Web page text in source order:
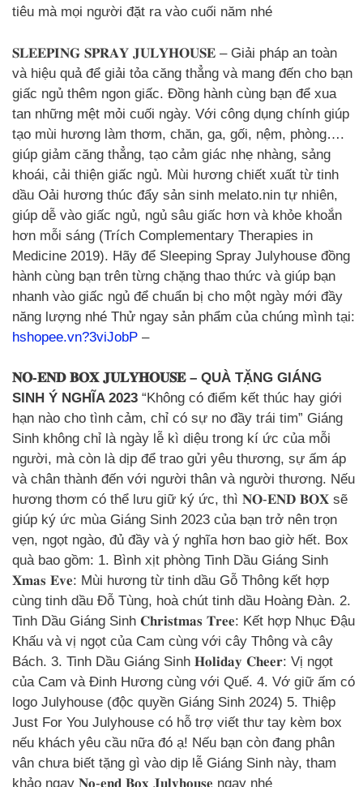
tiêu mà mọi người đặt ra vào cuối năm nhé
𝐒𝐋𝐄𝐄𝐏𝐈𝐍𝐆 𝐒𝐏𝐑𝐀𝐘 𝐉𝐔𝐋𝐘𝐇𝐎𝐔𝐒𝐄 – Giải pháp an toàn
và hiệu quả để giải tỏa căng thẳng và mang đến cho bạn
giấc ngủ thêm ngon giấc. Đồng hành cùng bạn để xua
tan những mệt mỏi cuối ngày. Với công dụng chính giúp
tạo mùi hương làm thơm, chăn, ga, gối, nệm, phòng….
giúp giảm căng thẳng, tạo cảm giác nhẹ nhàng, sảng
khoái, cải thiện giấc ngủ. Mùi hương chiết xuất từ tinh
dầu Oải hương thúc đẩy sản sinh melato.nin tự nhiên,
giúp dễ vào giấc ngủ, ngủ sâu giấc hơn và khỏe khoắn
hơn mỗi sáng (Trích Complementary Therapies in
Medicine 2019). Hãy để Sleeping Spray Julyhouse đồng
hành cùng bạn trên từng chặng thao thức và giúp bạn
nhanh vào giấc ngủ để chuẩn bị cho một ngày mới đầy
năng lượng nhé Thử ngay sản phẩm của chúng mình tại:
hshopee.vn?3viJobP –
𝐍𝐎-𝐄𝐍𝐃 𝐁𝐎𝐗 𝐉𝐔𝐋𝐘𝐇𝐎𝐔𝐒𝐄 – QUÀ TẶNG GIÁNG
SINH Ý NGHĨA 2023 “Không có điểm kết thúc hay giới
hạn nào cho tình cảm, chỉ có sự no đầy trái tim” Giáng
Sinh không chỉ là ngày lễ kì diệu trong kí ức của mỗi
người, mà còn là dịp để trao gửi yêu thương, sự ấm áp
và chân thành đến với người thân và người thương. Nếu
hương thơm có thể lưu giữ ký ức, thì 𝐍𝐎-𝐄𝐍𝐃 𝐁𝐎𝐗 sẽ
giúp ký ức mùa Giáng Sinh 2023 của bạn trở nên trọn
vẹn, ngọt ngào, đủ đầy và ý nghĩa hơn bao giờ hết. Box
quà bao gồm: 1. Bình xịt phòng Tinh Dầu Giáng Sinh
𝐗𝐦𝐚𝐬 𝐄𝐯𝐞: Mùi hương từ tinh dầu Gỗ Thông kết hợp
cùng tinh dầu Đỗ Tùng, hoà chút tinh dầu Hoàng Đàn. 2.
Tinh Dầu Giáng Sinh 𝐂𝐡𝐫𝐢𝐬𝐭𝐦𝐚𝐬 𝐓𝐫𝐞𝐞: Kết hợp Nhục Đậu
Khấu và vị ngọt của Cam cùng với cây Thông và cây
Bách. 3. Tinh Dầu Giáng Sinh 𝐇𝐨𝐥𝐢𝐝𝐚𝐲 𝐂𝐡𝐞𝐞𝐫: Vị ngọt
của Cam và Đinh Hương cùng với Quế. 4. Vớ giữ ấm có
logo Julyhouse (độc quyền Giáng Sinh 2024) 5. Thiệp
Just For You Julyhouse có hỗ trợ viết thư tay kèm box
nếu khách yêu cầu nữa đó ạ! Nếu bạn còn đang phân
vân chưa biết tặng gì vào dịp lễ Giáng Sinh này, tham
khảo ngay 𝐍𝐨-𝐞𝐧𝐝 𝐁𝐨𝐱 𝐉𝐮𝐥𝐲𝐡𝐨𝐮𝐬𝐞 ngay nhé